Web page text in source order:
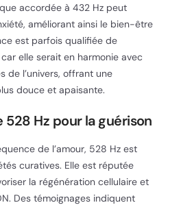
accordée à 432 Hz peut
améliorant ainsi le bien-être
est parfois qualifiée de
elle serait en harmonie avec
de l’univers, offrant une
douce et apaisante.
Hz pour la guérison
de l’amour, 528 Hz est
curatives. Elle est réputée
la régénération cellulaire et
Des témoignages indiquent